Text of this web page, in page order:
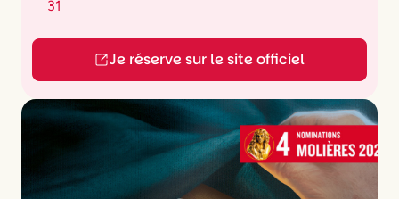
31
Je réserve sur le site officiel